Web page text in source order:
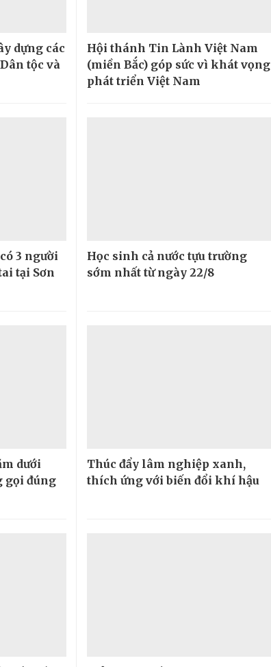
dựng các
tộc và
Hội thánh Tin Lành Việt Nam
(miền Bắc) góp sức vì khát vọng
phát triển Việt Nam
3 người
tại Sơn
Học sinh cả nước tựu trường
sớm nhất từ ngày 22/8
dưới
gọi đúng
Thúc đẩy lâm nghiệp xanh,
thích ứng với biến đổi khí hậu